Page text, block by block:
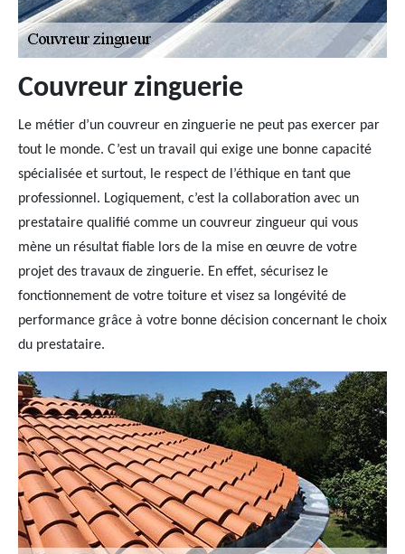
Couvreur zinguerie
Le métier d’un couvreur en zinguerie ne peut pas exercer par
tout le monde. C’est un travail qui exige une bonne capacité
spécialisée et surtout, le respect de l’éthique en tant que
professionnel. Logiquement, c’est la collaboration avec un
prestataire qualifié comme un couvreur zingueur qui vous
mène un résultat fiable lors de la mise en œuvre de votre
projet des travaux de zinguerie. En effet, sécurisez le
fonctionnement de votre toiture et visez sa longévité de
performance grâce à votre bonne décision concernant le choix
du prestataire.